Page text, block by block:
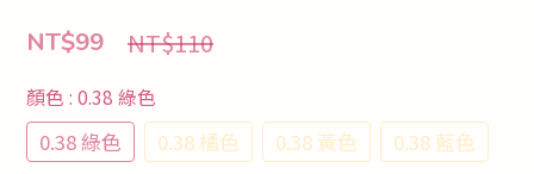
NT$110
NT$99
顏色 : 0.38 綠色
0.38 綠色 0.38 橘色 0.38 黃色 0.38 藍色